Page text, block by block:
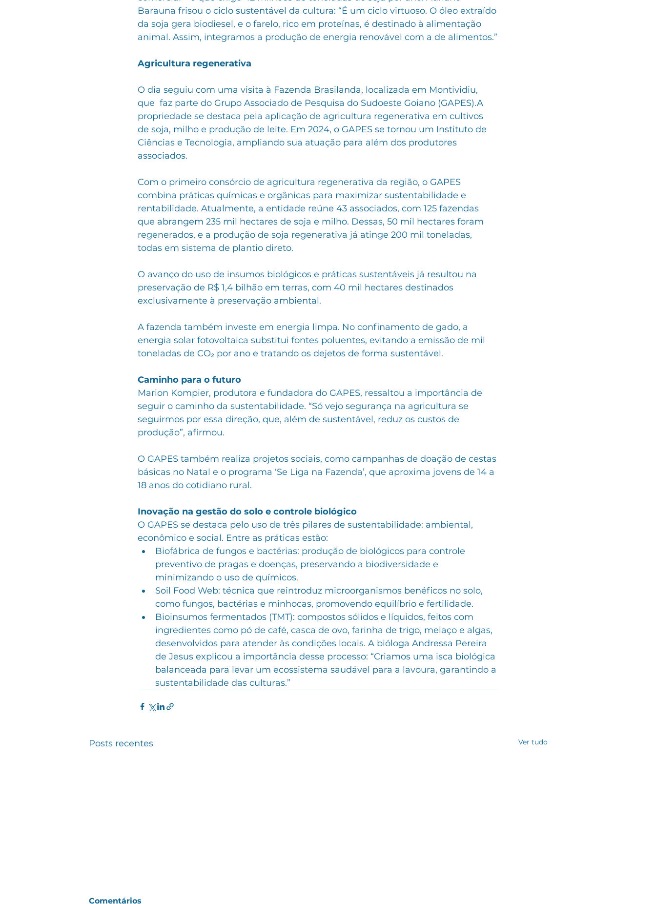
Barauna frisou o ciclo sustentável da cultura: “É um ciclo virtuoso. O óleo extraído
da soja gera biodiesel, e o farelo, rico em proteínas, é destinado à alimentação
animal. Assim, integramos a produção de energia renovável com a de alimentos.”
Agricultura regenerativa
O dia seguiu com uma visita à Fazenda Brasilanda, localizada em Montividiu,
que  faz parte do Grupo Associado de Pesquisa do Sudoeste Goiano (GAPES).A
propriedade se destaca pela aplicação de agricultura regenerativa em cultivos
de soja, milho e produção de leite. Em 2024, o GAPES se tornou um Instituto de
Ciências e Tecnologia, ampliando sua atuação para além dos produtores
associados.
Com o primeiro consórcio de agricultura regenerativa da região, o GAPES
combina práticas químicas e orgânicas para maximizar sustentabilidade e
rentabilidade. Atualmente, a entidade reúne 43 associados, com 125 fazendas
que abrangem 235 mil hectares de soja e milho. Dessas, 50 mil hectares foram
regenerados, e a produção de soja regenerativa já atinge 200 mil toneladas,
todas em sistema de plantio direto.
O avanço do uso de insumos biológicos e práticas sustentáveis já resultou na
preservação de R$ 1,4 bilhão em terras, com 40 mil hectares destinados
exclusivamente à preservação ambiental.
A fazenda também investe em energia limpa. No confinamento de gado, a
energia solar fotovoltaica substitui fontes poluentes, evitando a emissão de mil
toneladas de CO₂ por ano e tratando os dejetos de forma sustentável.
Caminho para o futuro
Marion Kompier, produtora e fundadora do GAPES, ressaltou a importância de
seguir o caminho da sustentabilidade. “Só vejo segurança na agricultura se
seguirmos por essa direção, que, além de sustentável, reduz os custos de
produção”, afirmou.
O GAPES também realiza projetos sociais, como campanhas de doação de cestas
básicas no Natal e o programa ‘Se Liga na Fazenda’, que aproxima jovens de 14 a
18 anos do cotidiano rural.
Inovação na gestão do solo e controle biológico
O GAPES se destaca pelo uso de três pilares de sustentabilidade: ambiental,
econômico e social. Entre as práticas estão:
Biofábrica de fungos e bactérias: produção de biológicos para controle
preventivo de pragas e doenças, preservando a biodiversidade e
minimizando o uso de químicos.
Soil Food Web: técnica que reintroduz microorganismos benéficos no solo,
como fungos, bactérias e minhocas, promovendo equilíbrio e fertilidade.
Bioinsumos fermentados (TMT): compostos sólidos e líquidos, feitos com
ingredientes como pó de café, casca de ovo, farinha de trigo, melaço e algas,
desenvolvidos para atender às condições locais. A bióloga Andressa Pereira
de Jesus explicou a importância desse processo: “Criamos uma isca biológica
balanceada para levar um ecossistema saudável para a lavoura, garantindo a
sustentabilidade das culturas.”
Posts recentes Ver tudo
Comentários